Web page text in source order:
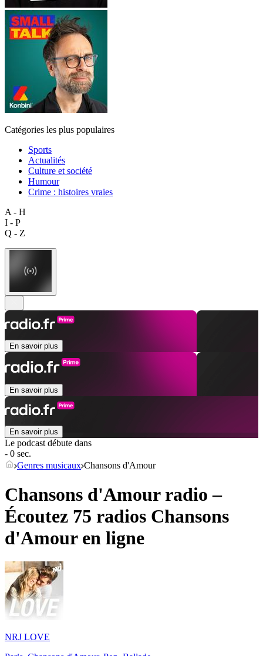
Catégories les plus populaires
Sports
Actualités
Culture et société
Humour
Crime : histoires vraies
A - H
I - P
Q - Z
En savoir plus
En savoir plus
En savoir plus
Le podcast débute dans
- 0 sec.
Genres musicaux Chansons d'Amour
Chansons d'Amour radio –
Écoutez 75 radios Chansons
d'Amouren ligne
NRJ LOVE